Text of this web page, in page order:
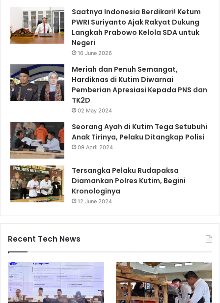
Saatnya Indonesia Berdikari! Ketum
PWRI Suriyanto Ajak Rakyat Dukung
Langkah Prabowo Kelola SDA untuk
Negeri
16 June 2026
Meriah dan Penuh Semangat,
Hardiknas di Kutim Diwarnai
Pemberian Apresiasi Kepada PNS dan
TK2D
02 May 2024
Seorang Ayah di Kutim Tega Setubuhi
Anak Tirinya, Pelaku Ditangkap Polisi
09 April 2024
Tersangka Pelaku Rudapaksa
Diamankan Polres Kutim, Begini
Kronologinya
12 June 2024
Recent Tech News